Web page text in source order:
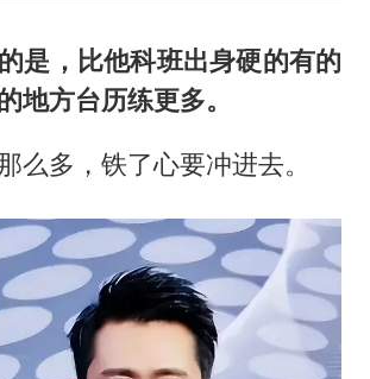
是，比他科班出身硬的有的
地方台历练更多。
么多，铁了心要冲进去。